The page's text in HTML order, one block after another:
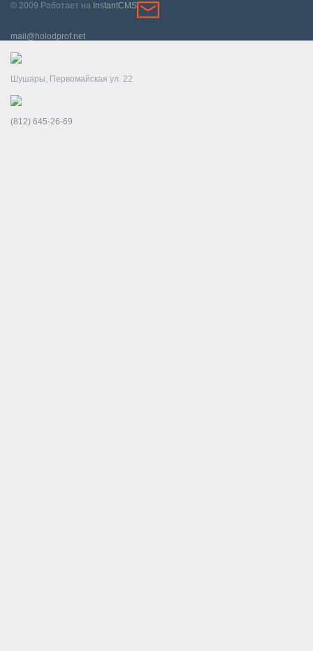
© 2009 Работает на InstantCMS
mail@holodprof.net
Шушары, Первомайская ул. 22
(812) 645-26-69